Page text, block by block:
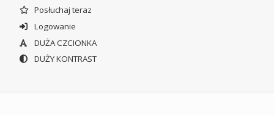
Posłuchaj teraz
Logowanie
DUŻA CZCIONKA
DUŻY KONTRAST